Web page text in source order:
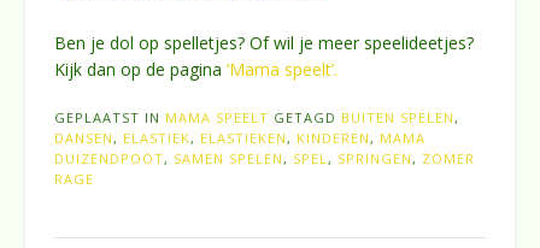
Ben je dol op spelletjes? Of wil je meer speelideetjes?
Kijk dan op de pagina ‘Mama speelt’.
GEPLAATST IN MAMA SPEELT GETAGD BUITEN SPELEN ,
DANSEN , ELASTIEK, ELASTIEKEN , KINDEREN , MAMA
DUIZENDPOOT, SAMEN SPELEN , SPEL , SPRINGEN , ZOMER
RAGE